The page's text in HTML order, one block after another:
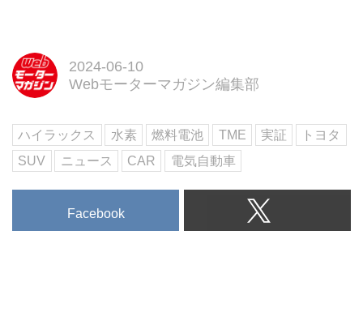
REVOのBEVコンセプトを発表し
試作機開発を宣言している。そこ
から見えてくるのは、「今後ある
べき商用車の未来」だけれど、日
本向けには「あるべきレジャービ
ークルの未来」とも言えそうだ。
2024-06-10
Webモーターマガジン編集部
ハイラックス 水素 燃料電池 TME 実証
トヨタ
SUV
ニュース CAR 電気自動車
Facebook